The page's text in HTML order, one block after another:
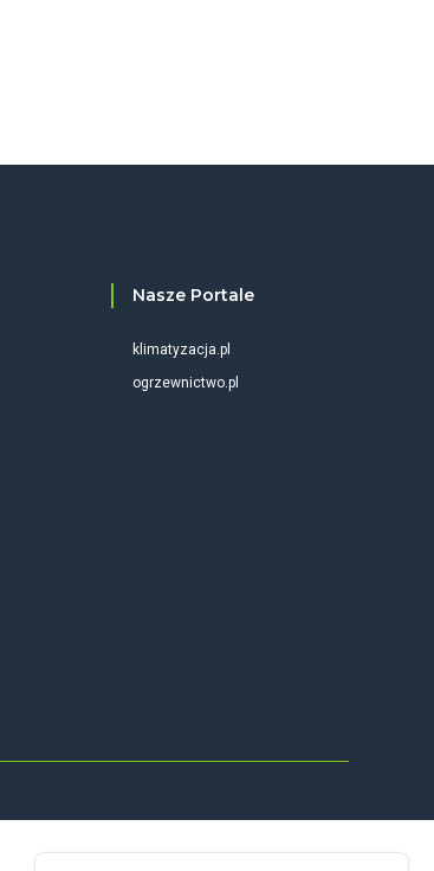
Nasze Portale
klimatyzacja.pl
ogrzewnictwo.pl